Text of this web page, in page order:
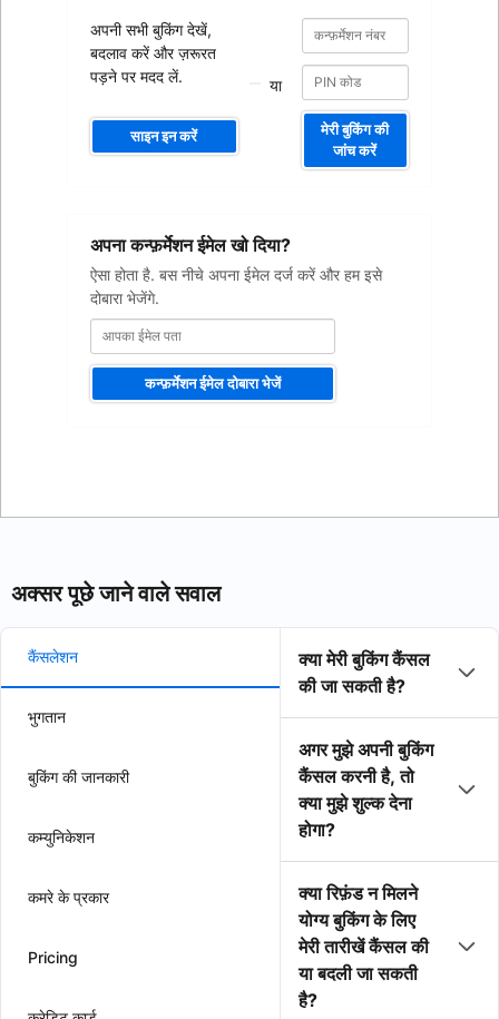
अपनी सभी बुकिंग देखें,
बदलाव करें और ज़रूरत
पड़ने पर मदद लें.
साइन इन करें
या
कन्फ़र्मेशन
नंबर
कन्फ़र्मेशन
मेरी बुकिंग की
जांच करें
अपना कन्फ़र्मेशन ईमेल खो दिया?
ऐसा होता है. बस नीचे अपना ईमेल दर्ज करें और हम इसे
दोबारा भेजेंगे.
कन्फ़र्मेशन ईमेल दोबारा भेजें
अक्सर पूछे जाने वाले सवाल
कैंसलेशन
भुगतान
बुकिंग की जानकारी
कम्युनिकेशन
कमरे के प्रकार
Pricing
क्या मेरी बुकिंग कैंसल
की जा सकती है?
अगर मुझे अपनी बुकिंग
कैंसल करनी है, तो
क्या मुझे शुल्क देना
होगा?
क्या रिफ़ंड न मिलने
योग्य बुकिंग के लिए
मेरी तारीखें कैंसल की
या बदली जा सकती
है?